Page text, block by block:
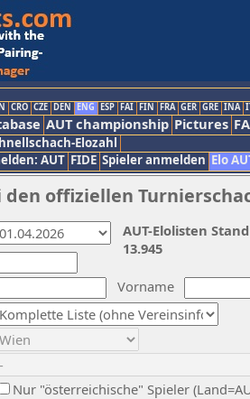
CRO CZE DEN ENG ESP FAI FIN FRA GER GRE INA
AUT championship Pictures
Elozahl
AUT FIDE Spieler anmelden Elo
offiziellen
Vorname
Nur "österreichische" Spieler
AUT-Elolisten
13.945